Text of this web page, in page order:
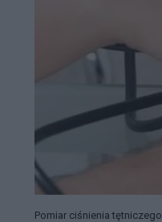
Pomiar ciśnienia tętniczego